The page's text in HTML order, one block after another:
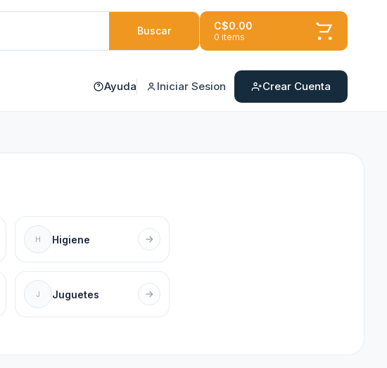
Buscar C$0.00
0 items
Ayuda Iniciar Sesion Crear Cuenta
H Higiene
J Juguetes